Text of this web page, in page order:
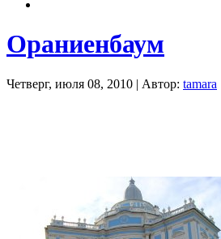
Ораниенбаум
Четверг, июля 08, 2010 | Автор: tamara